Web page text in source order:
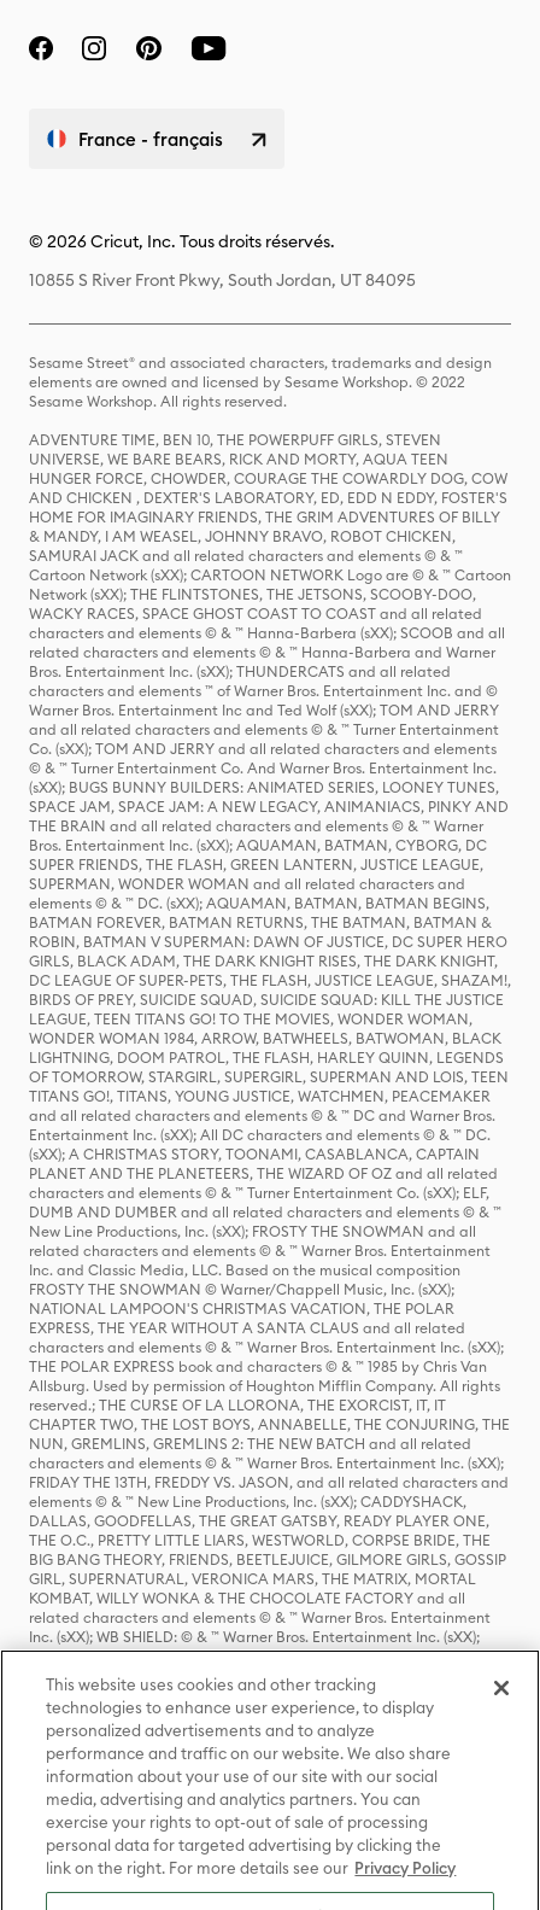
France - français
© 2026 Cricut, Inc. Tous droits réservés.
10855 S River Front Pkwy, South Jordan, UT 84095
Sesame Street® and associated characters, trademarks and design
elements are owned and licensed by Sesame Workshop. © 2022
Sesame Workshop. All rights reserved.
ADVENTURE TIME, BEN 10, THE POWERPUFF GIRLS, STEVEN
UNIVERSE, WE BARE BEARS, RICK AND MORTY, AQUA TEEN
HUNGER FORCE, CHOWDER, COURAGE THE COWARDLY DOG, COW
AND CHICKEN , DEXTER'S LABORATORY, ED, EDD N EDDY, FOSTER'S
HOME FOR IMAGINARY FRIENDS, THE GRIM ADVENTURES OF BILLY
& MANDY, I AM WEASEL, JOHNNY BRAVO, ROBOT CHICKEN,
SAMURAI JACK and all related characters and elements © & ™
Cartoon Network (sXX); CARTOON NETWORK Logo are © & ™ Cartoon
Network (sXX); THE FLINTSTONES, THE JETSONS, SCOOBY-DOO,
WACKY RACES, SPACE GHOST COAST TO COAST and all related
characters and elements © & ™ Hanna-Barbera (sXX); SCOOB and all
related characters and elements © & ™ Hanna-Barbera and Warner
Bros. Entertainment Inc. (sXX); THUNDERCATS and all related
characters and elements ™ of Warner Bros. Entertainment Inc. and ©
Warner Bros. Entertainment Inc and Ted Wolf (sXX); TOM AND JERRY
and all related characters and elements © & ™ Turner Entertainment
Co. (sXX); TOM AND JERRY and all related characters and elements
© & ™ Turner Entertainment Co. And Warner Bros. Entertainment Inc.
(sXX); BUGS BUNNY BUILDERS: ANIMATED SERIES, LOONEY TUNES,
SPACE JAM, SPACE JAM: A NEW LEGACY, ANIMANIACS, PINKY AND
THE BRAIN and all related characters and elements © & ™ Warner
Bros. Entertainment Inc. (sXX); AQUAMAN, BATMAN, CYBORG, DC
SUPER FRIENDS, THE FLASH, GREEN LANTERN, JUSTICE LEAGUE,
SUPERMAN, WONDER WOMAN and all related characters and
elements © & ™ DC. (sXX); AQUAMAN, BATMAN, BATMAN BEGINS,
BATMAN FOREVER, BATMAN RETURNS, THE BATMAN, BATMAN &
ROBIN, BATMAN V SUPERMAN: DAWN OF JUSTICE, DC SUPER HERO
GIRLS, BLACK ADAM, THE DARK KNIGHT RISES, THE DARK KNIGHT,
DC LEAGUE OF SUPER-PETS, THE FLASH, JUSTICE LEAGUE, SHAZAM!,
BIRDS OF PREY, SUICIDE SQUAD, SUICIDE SQUAD: KILL THE JUSTICE
LEAGUE, TEEN TITANS GO! TO THE MOVIES, WONDER WOMAN,
WONDER WOMAN 1984, ARROW, BATWHEELS, BATWOMAN, BLACK
LIGHTNING, DOOM PATROL, THE FLASH, HARLEY QUINN, LEGENDS
OF TOMORROW, STARGIRL, SUPERGIRL, SUPERMAN AND LOIS, TEEN
TITANS GO!, TITANS, YOUNG JUSTICE, WATCHMEN, PEACEMAKER
and all related characters and elements © & ™ DC and Warner Bros.
Entertainment Inc. (sXX); All DC characters and elements © & ™ DC.
(sXX); A CHRISTMAS STORY, TOONAMI, CASABLANCA, CAPTAIN
PLANET AND THE PLANETEERS, THE WIZARD OF OZ and all related
characters and elements © & ™ Turner Entertainment Co. (sXX); ELF,
DUMB AND DUMBER and all related characters and elements © & ™
New Line Productions, Inc. (sXX); FROSTY THE SNOWMAN and all
related characters and elements © & ™ Warner Bros. Entertainment
Inc. and Classic Media, LLC. Based on the musical composition
FROSTY THE SNOWMAN © Warner/Chappell Music, Inc. (sXX);
NATIONAL LAMPOON'S CHRISTMAS VACATION, THE POLAR
EXPRESS, THE YEAR WITHOUT A SANTA CLAUS and all related
characters and elements © & ™ Warner Bros. Entertainment Inc. (sXX);
THE POLAR EXPRESS book and characters © & ™ 1985 by Chris Van
Allsburg. Used by permission of Houghton Mifflin Company. All rights
reserved.; THE CURSE OF LA LLORONA, THE EXORCIST, IT, IT
CHAPTER TWO, THE LOST BOYS, ANNABELLE, THE CONJURING, THE
NUN, GREMLINS, GREMLINS 2: THE NEW BATCH and all related
characters and elements © & ™ Warner Bros. Entertainment Inc. (sXX);
FRIDAY THE 13TH, FREDDY VS. JASON, and all related characters and
elements © & ™ New Line Productions, Inc. (sXX); CADDYSHACK,
DALLAS, GOODFELLAS, THE GREAT GATSBY, READY PLAYER ONE,
THE O.C., PRETTY LITTLE LIARS, WESTWORLD, CORPSE BRIDE, THE
BIG BANG THEORY, FRIENDS, BEETLEJUICE, GILMORE GIRLS, GOSSIP
GIRL, SUPERNATURAL, VERONICA MARS, THE MATRIX, MORTAL
KOMBAT, WILLY WONKA & THE CHOCOLATE FACTORY and all
related characters and elements © & ™ Warner Bros. Entertainment
Inc. (sXX); WB SHIELD: © & ™ Warner Bros. Entertainment Inc. (sXX);
HOUSE OF THE DRAGON, GAME OF THRONES, and all related
characters and elements © & ™ Home Box Office, Inc. (sXX); CHILLING
ADVENTURES OF SABRINA, RIVERDALE © & ™ Warner Bros.
Entertainment Inc. Archie Comics and all related characters and
elements © & ™ Archie Comic Publications, Inc. Used with permission.
(sXX); SEINFELD and all related characters and elements © & ™ Castle
Rock Entertainment. (sXX); TED LASSO © & ™ Warner Bros.
Entertainment Inc. & Universal Television LLC (sXX); THE HOBBIT: AN
UNEXPECTED JOURNEY, THE HOBBIT: THE DESOLATION OF SMAUG,
THE HOBBIT: THE BATTLE OF THE FIVE ARMIES, THE LORD OF THE
RINGS: THE FELLOWSHIP OF THE RING, THE LORD OF THE RINGS: THE
TWO TOWERS, THE LORD OF THE RINGS: THE RETURN OF THE KING
and the names of the characters, items, events and places therein are
This website uses cookies and other tracking
technologies to enhance user experience, to display
personalized advertisements and to analyze
performance and traffic on our website. We also share
information about your use of our site with our social
media, advertising and analytics partners. You can
exercise your rights to opt-out of sale of processing
personal data for targeted advertising by clicking the
link on the right. For more details see our Privacy Policy